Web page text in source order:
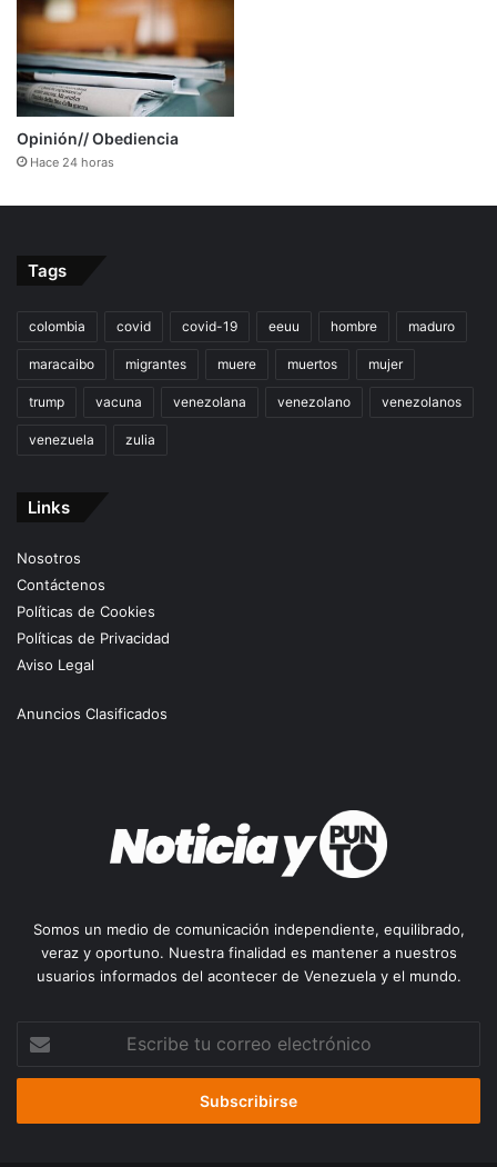
Opinión// Obediencia
Hace 24 horas
Tags
colombia covid covid-19 eeuu hombre maduro
maracaibo migrantes muere muertos mujer
trump vacuna venezolana venezolano venezolanos
venezuela zulia
Links
Nosotros
Contáctenos
Políticas de Cookies
Políticas de Privacidad
Aviso Legal
Anuncios Clasificados
Somos un medio de comunicación independiente, equilibrado,
veraz y oportuno. Nuestra finalidad es mantener a nuestros
usuarios informados del acontecer de Venezuela y el mundo.
correo